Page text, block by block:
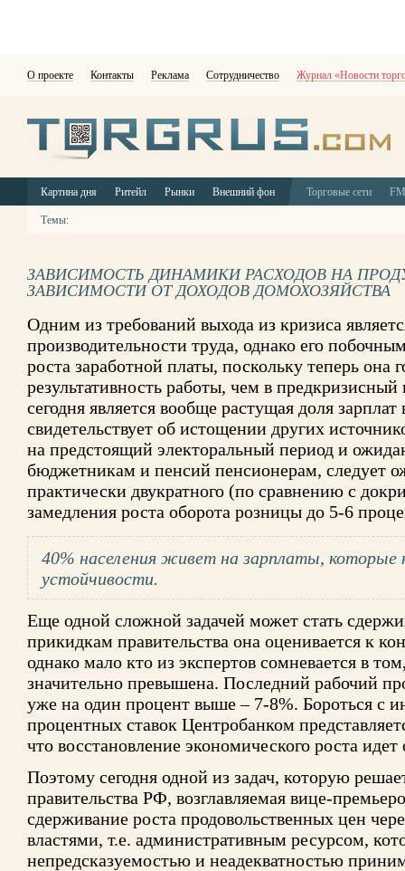
О проекте Контакты Реклама Сотрудничество Журнал «Новости
Картина дня Ритейл Рынки Внешний фон Торговые сети
Темы:
ЗАВИСИМОСТЬ ДИНАМИКИ РАСХОДОВ НА
ЗАВИСИМОСТИ ОТ ДОХОДОВ ДОМОХОЗЯЙСТВА
Одним из требований выхода из кризиса
производительности труда, однако его
роста заработной платы, поскольку теперь она
результативность работы, чем в
сегодня является вообще растущая доля
свидетельствует об истощении других
на предстоящий электоральный период и
бюджетникам и пенсий пенсионерам, следует
практически двукратного (по сравнению с
замедления роста оборота розницы до 5-6
40% населения живет на зарплаты, которые
устойчивости.
Еще одной сложной задачей может стать
прикидкам правительства она оценивается к
однако мало кто из экспертов сомневается в
значительно превышена. Последний рабочий
уже на один процент выше – 7-8%. Бороться с
процентных ставок Центробанком
что восстановление экономического роста идет
Поэтому сегодня одной из задач, которую
правительства РФ, возглавляемая вице-
сдерживание роста продовольственных цен
властями, т.е. административным ресурсом,
непредсказуемостью и неадекватностью